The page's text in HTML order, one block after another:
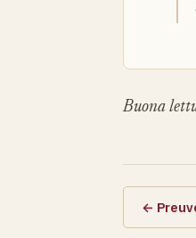
Buona
←